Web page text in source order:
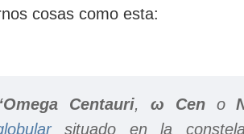
cosas como esta:
Centauri, ω Ceno
situado en la